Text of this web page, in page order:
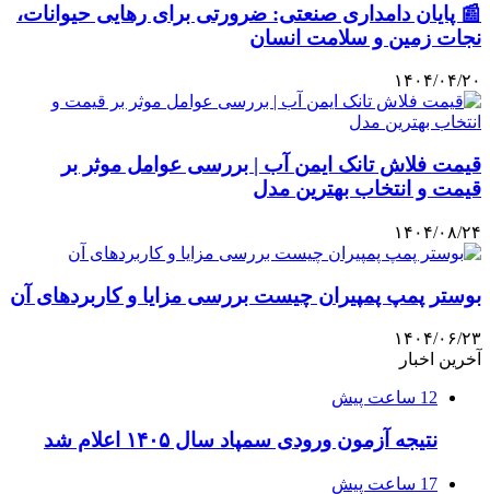
📰 پایان دامداری صنعتی: ضرورتی برای رهایی حیوانات،
نجات زمین و سلامت انسان
۱۴۰۴/۰۴/۲۰
قیمت فلاش تانک ایمن آب | بررسی عوامل موثر بر
قیمت و انتخاب بهترین مدل
۱۴۰۴/۰۸/۲۴
بوستر پمپ پمپیران چیست بررسی مزایا و کاربردهای آن
۱۴۰۴/۰۶/۲۳
آخرین اخبار
12 ساعت پیش
نتیجه آزمون ورودی سمپاد سال ۱۴۰۵ اعلام شد
17 ساعت پیش